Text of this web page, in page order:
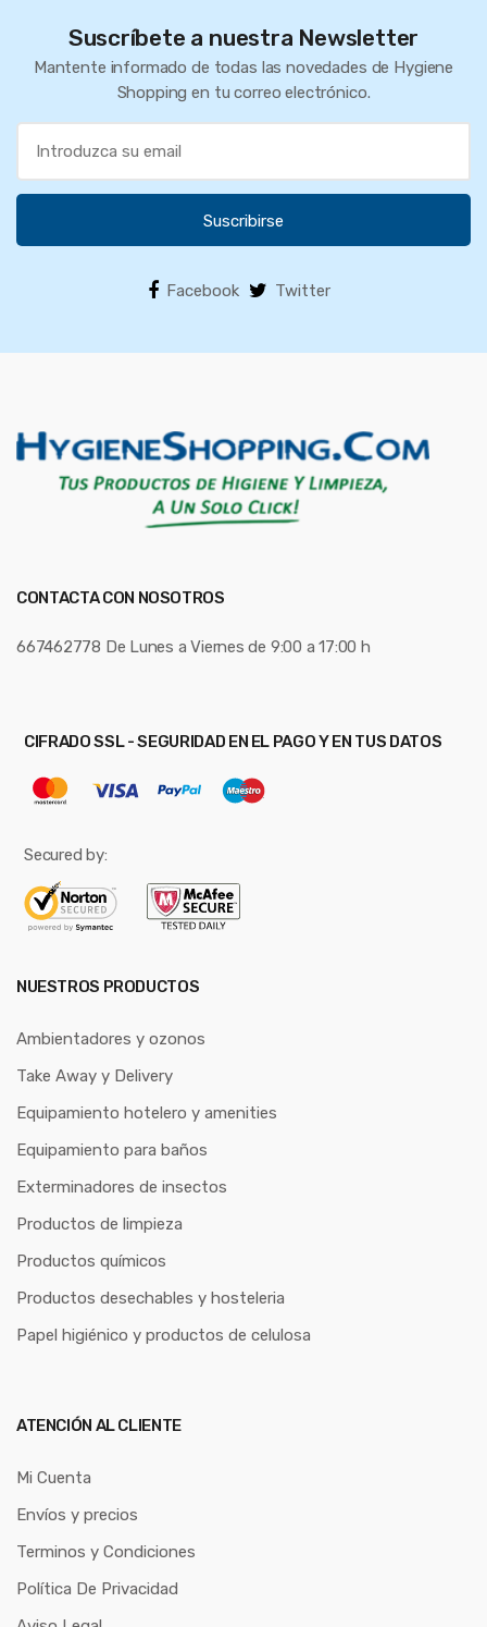
Suscríbete a nuestra Newsletter
Mantente informado de todas las novedades de Hygiene
Shopping en tu correo electrónico.
Suscribirse
Facebook Twitter
CONTACTA CON NOSOTROS
667462778 De Lunes a Viernes de 9:00 a 17:00 h
CIFRADO SSL - SEGURIDAD EN EL PAGO Y EN TUS DATOS
Secured by:
NUESTROS PRODUCTOS
Ambientadores y ozonos
Take Away y Delivery
Equipamiento hotelero y amenities
Equipamiento para baños
Exterminadores de insectos
Productos de limpieza
Productos químicos
Productos desechables y hosteleria
Papel higiénico y productos de celulosa
ATENCIÓN AL CLIENTE
Mi Cuenta
Envíos y precios
Terminos y Condiciones
Política De Privacidad